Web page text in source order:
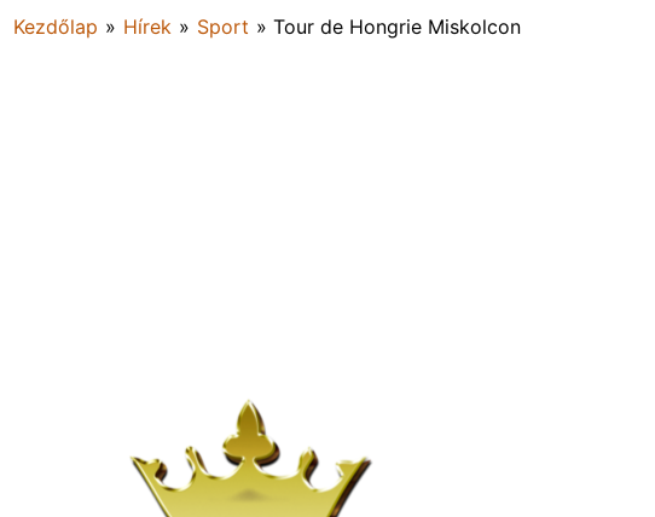
Kezdőlap » Hírek » Sport » Tour de Hongrie Miskolcon